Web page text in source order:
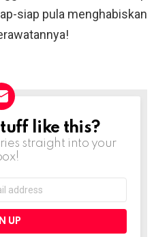
siap pula menghabiskan
like this?
straight into your